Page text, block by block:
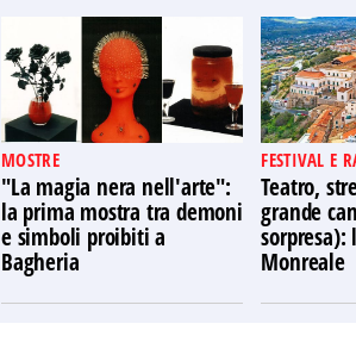
MOSTRE
"La magia nera nell'arte":
la prima mostra tra demoni
e simboli proibiti a
Bagheria
FESTIVAL E
Teatro,
grande
sorpresa):
Monreale